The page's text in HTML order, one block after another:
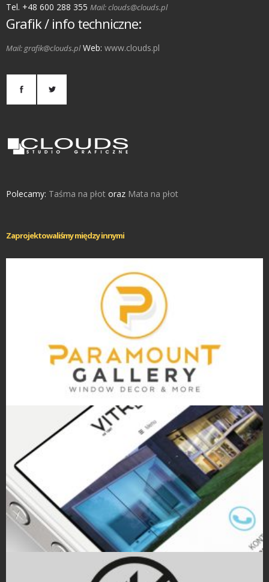
Tel. +48 600 288 355 Mail: clouds@clouds.pl
Grafik / info techniczne:
Mail: grafik@clouds.plWeb: www.clouds.pl
Polecamy: Taśma na płot oraz Mata na płot
Zaprojektowaliśmy między innymi
Projekty logo
Strony Internetowe